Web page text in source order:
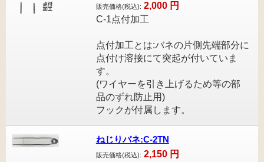
販売価格(税込): 2,000 円
C-1点付加工
点付加工とは:バネの片側先端部分に
点付け溶接にて突起が付いていま
す。
(ワイヤーを引き上げるため等の部
品のずれ防止用)
フックが付属します。
ねじりバネ:C-2TN
販売価格(税込): 2,150 円